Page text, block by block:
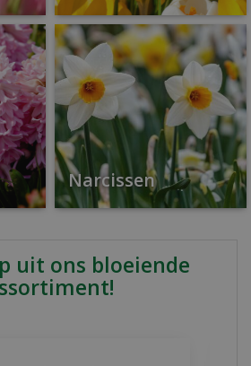
Narcissen
uit ons bloeiende